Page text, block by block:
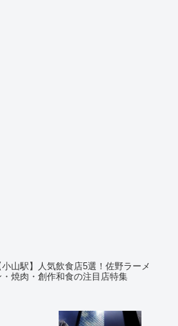
小山駅】人気飲食店5選！佐野ラーメ
・焼肉・創作和食の注目店特集